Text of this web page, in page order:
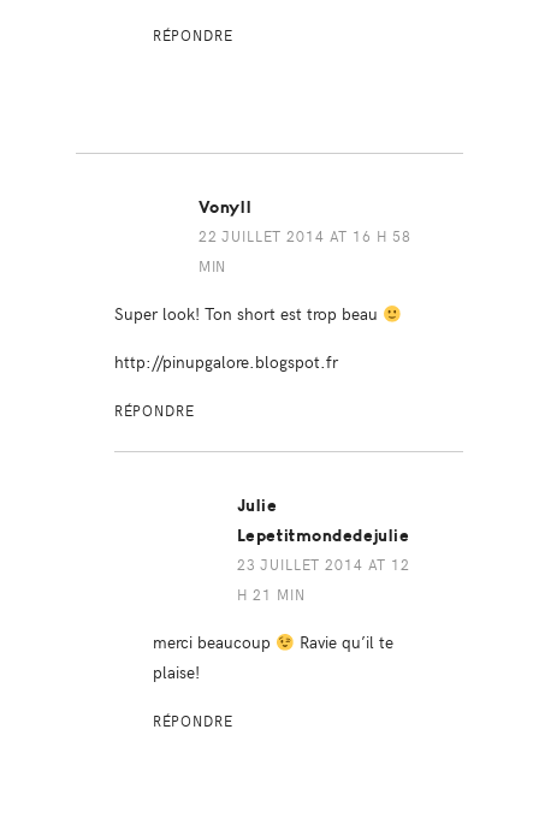
RÉPONDRE
Vonyll
22 JUILLET 2014 AT 16 H 58
MIN
Super look! Ton short est trop beau
http://pinupgalore.blogspot.fr
RÉPONDRE
Julie
Lepetitmondedejulie
23 JUILLET 2014 AT 12
H 21 MIN
merci beaucoup
Ravie qu’il te
plaise!
RÉPONDRE